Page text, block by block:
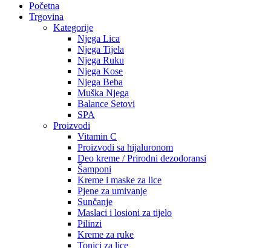
Početna
Trgovina
Kategorije
Njega Lica
Njega Tijela
Njega Ruku
Njega Kose
Njega Beba
Muška Njega
Balance Setovi
SPA
Proizvodi
Vitamin C
Proizvodi sa hijaluronom
Deo kreme / Prirodni dezodoransi
Šamponi
Kreme i maske za lice
Pjene za umivanje
Sunčanje
Maslaci i losioni za tijelo
Pilinzi
Kreme za ruke
Tonici za lice